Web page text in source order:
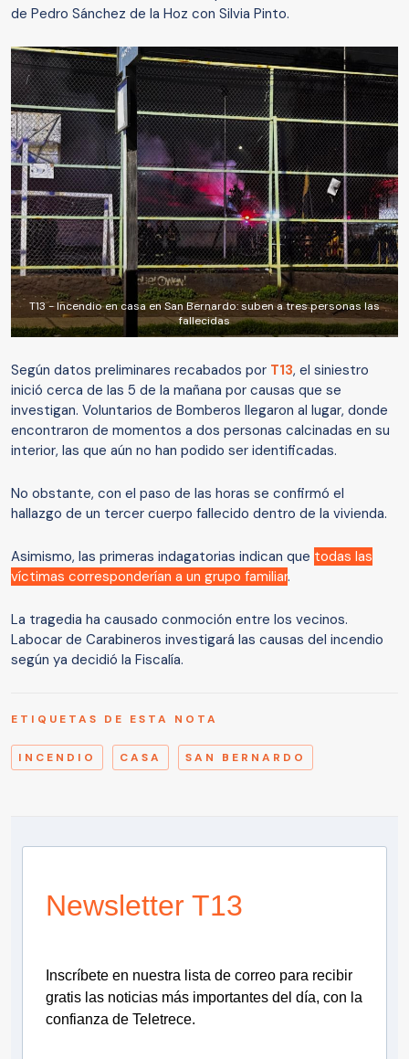
de Pedro Sánchez de la Hoz con Silvia Pinto.
T13 - Incendio en casa en San Bernardo: suben a tres personas las
fallecidas
Según datos preliminares recabados por T13, el siniestro
inició cerca de las 5 de la mañana por causas que se
investigan. Voluntarios de Bomberos llegaron al lugar, donde
encontraron de momentos a dos personas calcinadas en su
interior, las que aún no han podido ser identificadas.
No obstante, con el paso de las horas se confirmó el
hallazgo de un tercer cuerpo fallecido dentro de la vivienda.
Asimismo, las primeras indagatorias indican que todas las
víctimas corresponderían a un grupo familiar.
La tragedia ha causado conmoción entre los vecinos.
Labocar de Carabineros investigará las causas del incendio
según ya decidió la Fiscalía.
ETIQUETAS DE ESTA NOTA
INCENDIO CASA SAN BERNARDO
Newsletter T13
Inscríbete en nuestra lista de correo para recibir
gratis las noticias más importantes del día, con la
confianza de Teletrece.